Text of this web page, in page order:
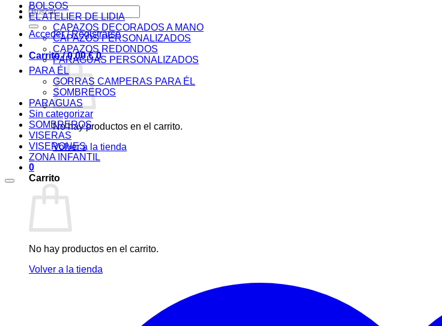
Buscar
por:
Acceder / Registrarse
Carrito /0,00€ 0
No hay productos en el carrito.
Volver a la tienda
0
Carrito
No hay productos en el carrito.
Volver a la tienda
BOLSOS
EL ATELIER DE LIDIA
CAPAZOS DECORADOS A MANO
CAPAZOS PERSONALIZADOS
CAPAZOS REDONDOS
PARAGUAS PERSONALIZADOS
PARA ÉL
GORRAS CAMPERAS PARA ÉL
SOMBREROS
PARAGUAS
Sin categorizar
SOMBREROS
VISERAS
VISERONES
ZONA INFANTIL